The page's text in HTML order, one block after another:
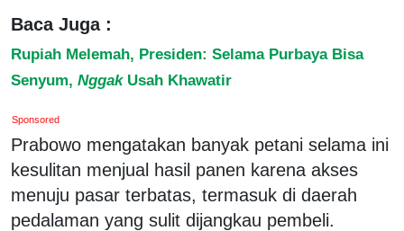
Baca Juga :
Rupiah Melemah, Presiden: Selama Purbaya Bisa
Senyum, NggakUsah Khawatir
Sponsored
Prabowo mengatakan banyak petani selama ini
kesulitan menjual hasil panen karena akses
menuju pasar terbatas, termasuk di daerah
pedalaman yang sulit dijangkau pembeli.